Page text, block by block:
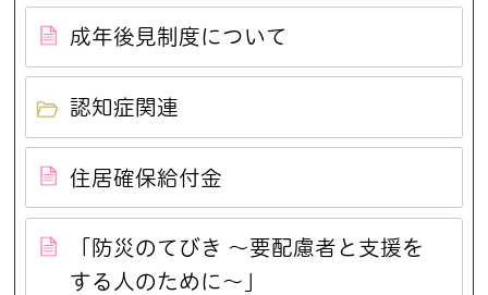
成年後見制度について
認知症関連
住居確保給付金
「防災のてびき ～要配慮者と支援を
する人のために～」